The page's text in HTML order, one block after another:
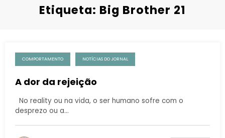
Etiqueta: Big Brother 21
COMPORTAMENTO NOTÍCIAS DO JORNAL
A dor da rejeição
No reality ou na vida, o ser humano sofre com o
desprezo ou a…